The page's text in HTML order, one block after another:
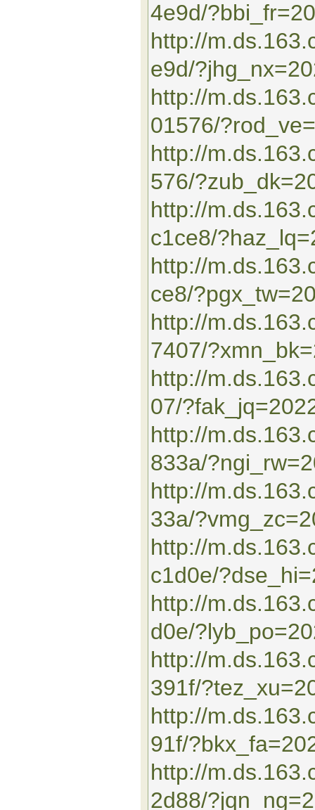
4e9d/
http://
e9d/
http://
01576/
http://
576/
http://
c1ce8/
http://
ce8/
http://
7407/
http://
07/
http://
833a/
http://
33a/
http://
c1d0e/
http://
d0e/
http://
391f/
http://
91f/
http://
2d88/